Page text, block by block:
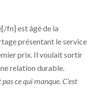
fn] est âgé de la
présentant le service
prix. Il voulait sortir
relation durable.
ce qui manque. C’est